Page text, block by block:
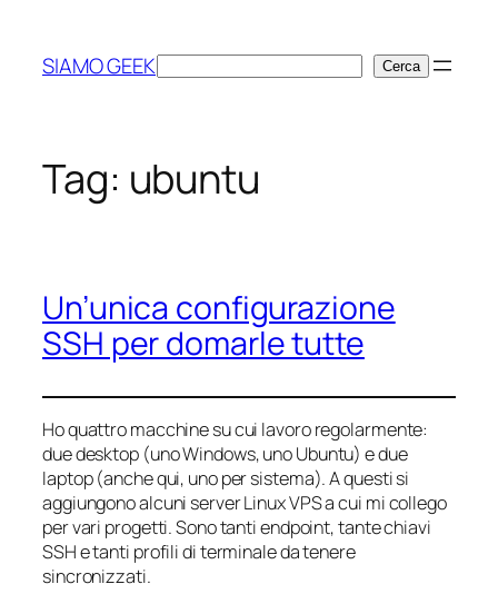
contenuto
SIAMO GEEKCerca Cerca
Tag: ubuntu
Un’unica configurazione
SSH per domarle tutte
Ho quattro macchine su cui lavoro regolarmente:
due desktop (uno Windows, uno Ubuntu) e due
laptop (anche qui, uno per sistema). A questi si
aggiungono alcuni server Linux VPS a cui mi collego
per vari progetti. Sono tanti endpoint, tante chiavi
SSH e tanti profili di terminale da tenere
sincronizzati.